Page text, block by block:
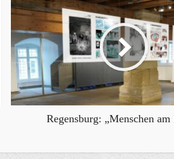
Regensburg: „Menschen am